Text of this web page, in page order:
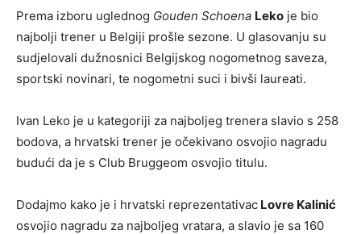
Prema izboru uglednog Gouden Schoena Leko je bio
najbolji trener u Belgiji prošle sezone. U glasovanju su
sudjelovali dužnosnici Belgijskog nogometnog saveza,
sportski novinari, te nogometni suci i bivši laureati.
Ivan Leko je u kategoriji za najboljeg trenera slavio s 258
bodova, a hrvatski trener je očekivano osvojio nagradu
budući da je s Club Bruggeom osvojio titulu.
Dodajmo kako je i hrvatski reprezentativac Lovre Kalinić
osvojio nagradu za najboljeg vratara, a slavio je sa 160